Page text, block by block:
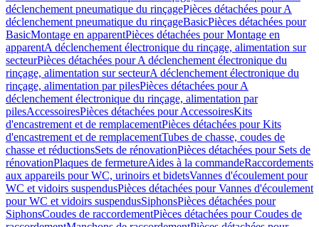
déclenchement pneumatique du rinçagePièces détachées pour A
déclenchement pneumatique du rinçageBasicPièces détachées pour
BasicMontage en apparentPièces détachées pour Montage en
apparentA déclenchement électronique du rinçage, alimentation sur
secteurPièces détachées pour A déclenchement électronique du
rinçage, alimentation sur secteurA déclenchement électronique du
rinçage, alimentation par pilesPièces détachées pour A
déclenchement électronique du rinçage, alimentation par
pilesAccessoiresPièces détachées pour AccessoiresKits
d'encastrement et de remplacementPièces détachées pour Kits
d'encastrement et de remplacementTubes de chasse, coudes de
chasse et réductionsSets de rénovationPièces détachées pour Sets de
rénovationPlaques de fermetureAides à la commandeRaccordements
aux appareils pour WC, urinoirs et bidetsVannes d'écoulement pour
WC et vidoirs suspendusPièces détachées pour Vannes d'écoulement
pour WC et vidoirs suspendusSiphonsPièces détachées pour
SiphonsCoudes de raccordementPièces détachées pour Coudes de